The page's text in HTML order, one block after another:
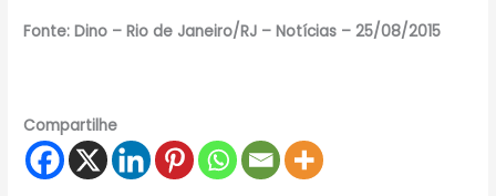
Fonte: Dino – Rio de Janeiro/RJ – Notícias – 25/08/2015
Compartilhe